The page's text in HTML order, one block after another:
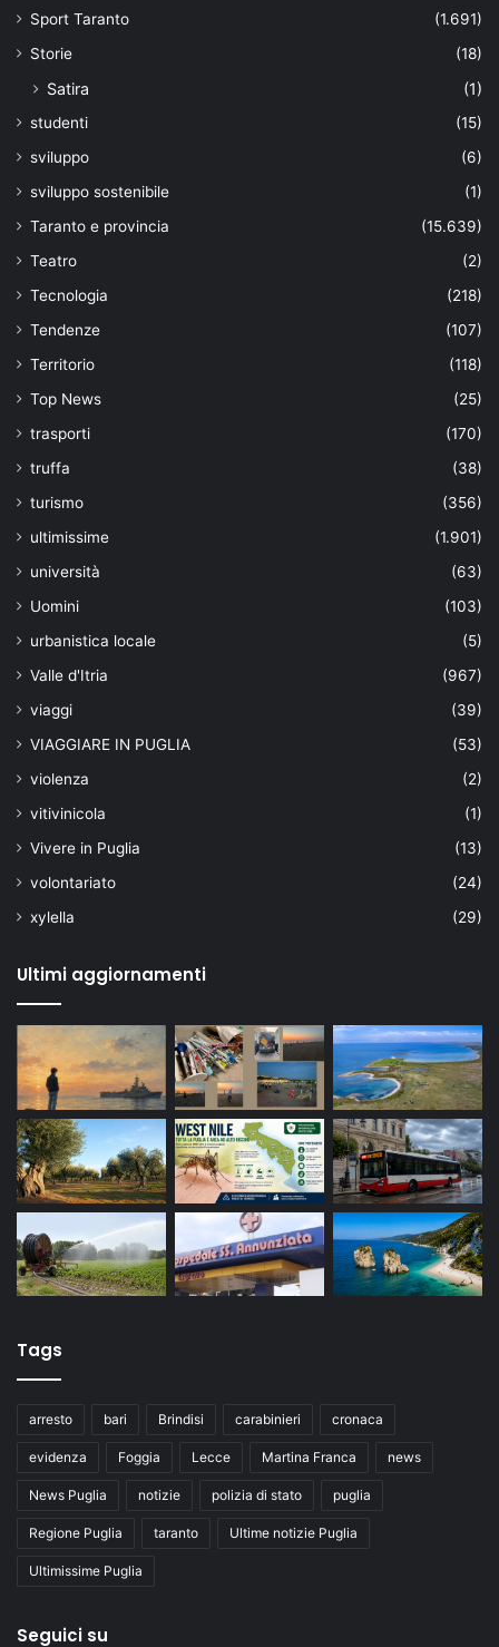
Sport Taranto
(1.691)
Storie
(18)
Satira (1)
studenti
(15)
sviluppo
(6)
sviluppo sostenibile
(1)
Taranto e provincia
(15.639)
Teatro
(2)
Tecnologia
(218)
Tendenze
(107)
Territorio
(118)
Top News
(25)
trasporti
(170)
truffa
(38)
turismo
(356)
ultimissime
(1.901)
università
(63)
Uomini
(103)
urbanistica locale
(5)
Valle d'Itria
(967)
viaggi
(39)
VIAGGIARE IN PUGLIA
(53)
violenza
(2)
vitivinicola
(1)
Vivere in Puglia
(13)
volontariato
(24)
xylella
(29)
Ultimi aggiornamenti
Tags
arresto bari Brindisi carabinieri cronaca
evidenza Foggia Lecce Martina Franca news
News Puglia notizie polizia di stato puglia
Regione Puglia taranto Ultime notizie Puglia
Ultimissime Puglia
Seguici su